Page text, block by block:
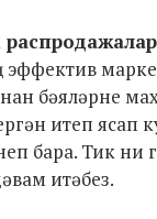
эффектив
бәяләрне
итеп ясап
бара. Тик ни
итәбез.